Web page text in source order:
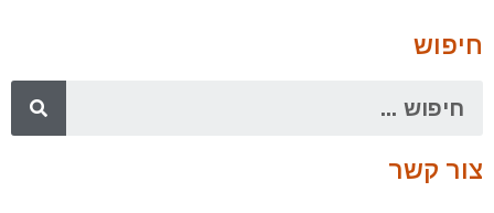
חיפוש
צור קשר